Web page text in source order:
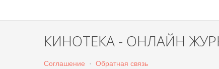
КИНОТЕКА - ОНЛАЙН
Соглашение · Обратная связь